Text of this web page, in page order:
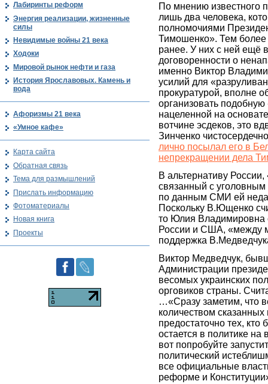
По мнению известного
лишь два человека,
полномочиями
Тимошенко». Тем более
ранее. У них с ней ещё
договоренности о
именно Виктор
усилий для
прокуратурой, вполне
организовать
нацеленной на
вотчине эсдеков, это
Зинченко
лично посылал его в
непрекращении дела
В альтернативу
связанный с
по данным СМИ ей
Поскольку В.Ющенко
то Юлия Владимировна
России и США, «между
поддержка
Виктор Медведчук,
Администрации
весомых украинских
орговиков страны.
…«Сразу заметим, что
количеством
предостаточно тех, кто
остается в политике
вот попробуйте
политический
все официальные
реформе и
Лабиринты реформ
Энергия реализации, жизненные
силы
Невидимые войны 21 века
Ходоки
Мировой рынок нефти и газа
История Ярославовых. Камень и
вода
Афоризмы 21 века
«Умное кафе»
Карта сайта
Обратная связь
Тема для размышлений
Прислать информацию
Фотоматериалы
Новая книга
Проекты